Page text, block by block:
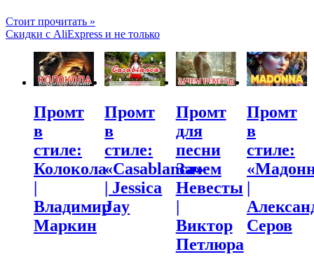
Стоит прочитать »
Скидки с AliExpress и не только
Промт
в
стиле:
Колокола
|
Владимир
Маркин
Промт
в
стиле:
«Casablanca»
| Jessica
Jay
Промт
для
песни
Зачем
Невесты
|
Виктор
Петлюра
Промт
в
стиле:
|
Серов